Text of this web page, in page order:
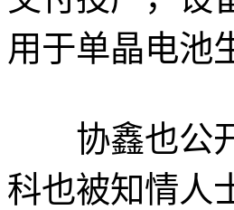
用于单晶电池
协鑫也公开
科也被知情人